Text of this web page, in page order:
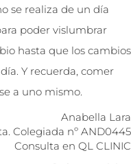
se realiza de un día
poder vislumbrar
hasta que los cambios
Y recuerda, comer
a uno mismo.
Anabella Lara
Colegiada nº AND0445
Consulta en QL CLINIC